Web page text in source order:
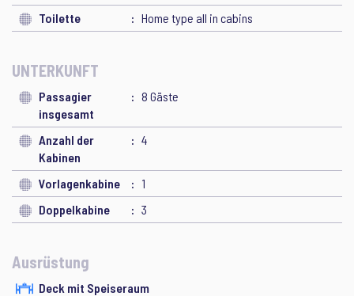
Toilette
Home type all in cabins
UNTERKUNFT
Passagier
insgesamt
8 Gäste
Anzahl der
Kabinen
4
Vorlagenkabine
1
Doppelkabine
3
Ausrüstung
Deck mit Speiseraum